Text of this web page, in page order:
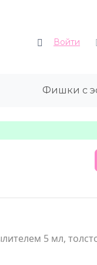
Войти
Фишки с
5 мл,